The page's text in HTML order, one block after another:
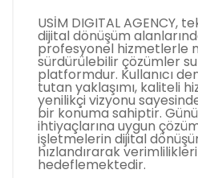
USİM DIGITAL AGENCY,
dijital dönüşüm
profesyonel hizmetlerle
sürdürülebilir çözümler
platformdur. Kullanıcı
tutan yaklaşımı, kaliteli
yenilikçi vizyonu
bir konuma sahiptir.
ihtiyaçlarına uygun
işletmelerin dijital
hızlandırarak
hedeflemektedir.